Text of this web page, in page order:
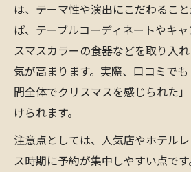
は、テーマ性や演出にこだわるこ
ば、テーブルコーディネートやキ
スマスカラーの食器などを取り入
気が高まります。実際、口コミで
間全体でクリスマスを感じられた
けられます。
注意点としては、人気店やホテル
ス時期に予約が集中しやすい点で